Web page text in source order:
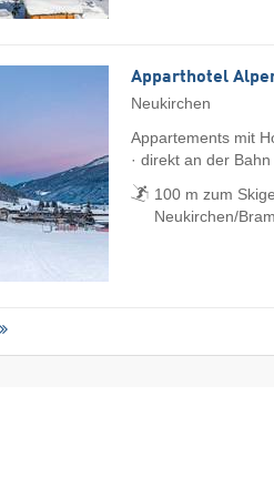
Apparthotel
Neukirchen
Appartements mit
· direkt an der Bahn
100 m zum
Neukirchen/​